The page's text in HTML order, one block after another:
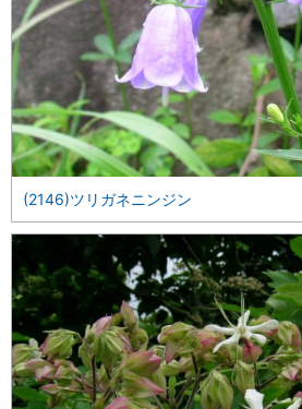
(2146)ツリガネニンジン